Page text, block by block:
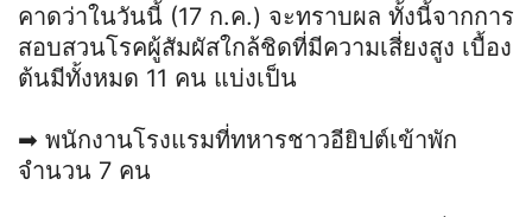
คาดว่าในวันนี้ (17 ก.ค.) จะทราบผล ทั้งนี้จากการ
สอบสวนโรคผู้สัมผัสใกล้ชิดที่มีความเสี่ยงสูง เบื้อง
ต้นมีทั้งหมด 11 คน แบ่งเป็น
➡ พนักงานโรงแรมที่ทหารชาวอียิปต์เข้าพัก
จำนวน 7 คน